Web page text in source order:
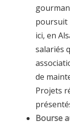
poursuit
ici, en
salariés
de
Projets
Bourse